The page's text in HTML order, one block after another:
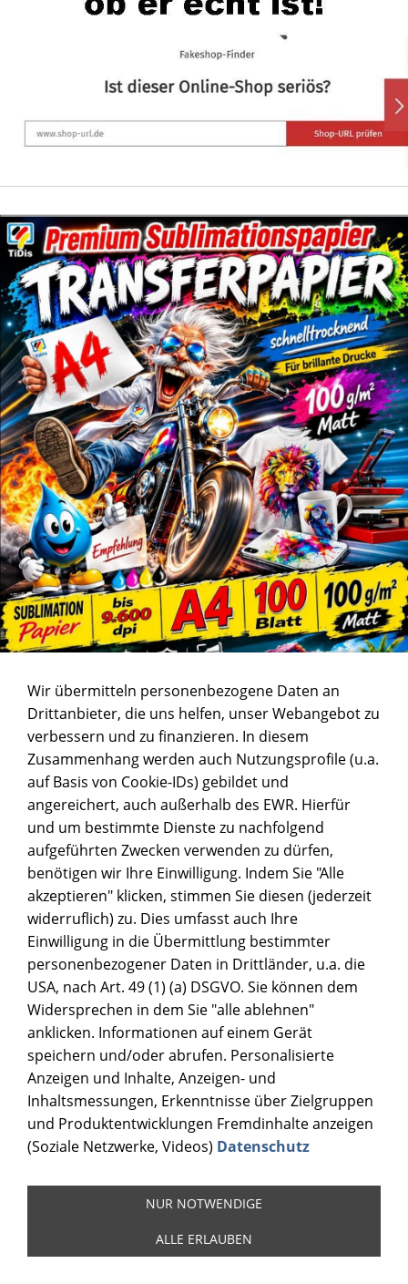
Wir übermitteln personenbezogene Daten an
Drittanbieter, die uns helfen, unser Webangebot zu
verbessern und zu finanzieren. In diesem
Zusammenhang werden auch Nutzungsprofile (u.a.
auf Basis von Cookie-IDs) gebildet und
angereichert, auch außerhalb des EWR. Hierfür
und um bestimmte Dienste zu nachfolgend
aufgeführten Zwecken verwenden zu dürfen,
benötigen wir Ihre Einwilligung. Indem Sie "Alle
akzeptieren" klicken, stimmen Sie diesen (jederzeit
widerruflich) zu. Dies umfasst auch Ihre
Einwilligung in die Übermittlung bestimmter
personenbezogener Daten in Drittländer, u.a. die
USA, nach Art. 49 (1) (a) DSGVO. Sie können dem
Widersprechen in dem Sie "alle ablehnen"
anklicken. Informationen auf einem Gerät
speichern und/oder abrufen. Personalisierte
Anzeigen und Inhalte, Anzeigen- und
Inhaltsmessungen, Erkenntnisse über Zielgruppen
und Produktentwicklungen Fremdinhalte anzeigen
(Soziale Netzwerke, Videos) Datenschutz
NUR NOTWENDIGE
ALLE ERLAUBEN